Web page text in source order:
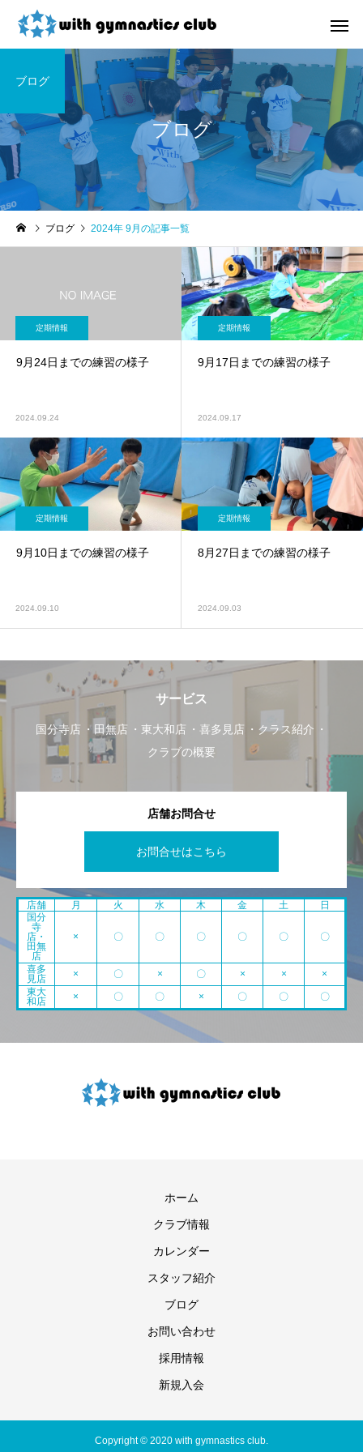
お知らせ
令和8年度未就園児クラス
未分類
ウィズ体操クラブ技紹
４段、６段閉脚跳び～
ブログ
ブログ
ブログ 2024年 9月の記事一覧
定期情報
9月24日までの練習の様子
2024.09.24
定期情報
9月17日までの練習の様子
2024.09.17
定期情報
9月10日までの練習の様子
2024.09.10
定期情報
8月27日までの練習の様子
2024.09.03
サービス
国分寺店 田無店 東大和店 喜多見店
クラス紹介
クラブの概要
店舗お問合せ
お問合せはこちら
店舗 月 火 水 木 金 土
日
国分
寺
店・
田無
店
× 〇 〇 〇 〇 〇 〇
喜多
見店
× 〇 × 〇 × ×
×
東大
和店
× 〇 〇 × 〇 〇 〇
ホーム
クラブ情報
カレンダー
スタッフ紹介
ブログ
お問い合わせ
採用情報
新規入会
Copyright © 2020 with gymnastics club.